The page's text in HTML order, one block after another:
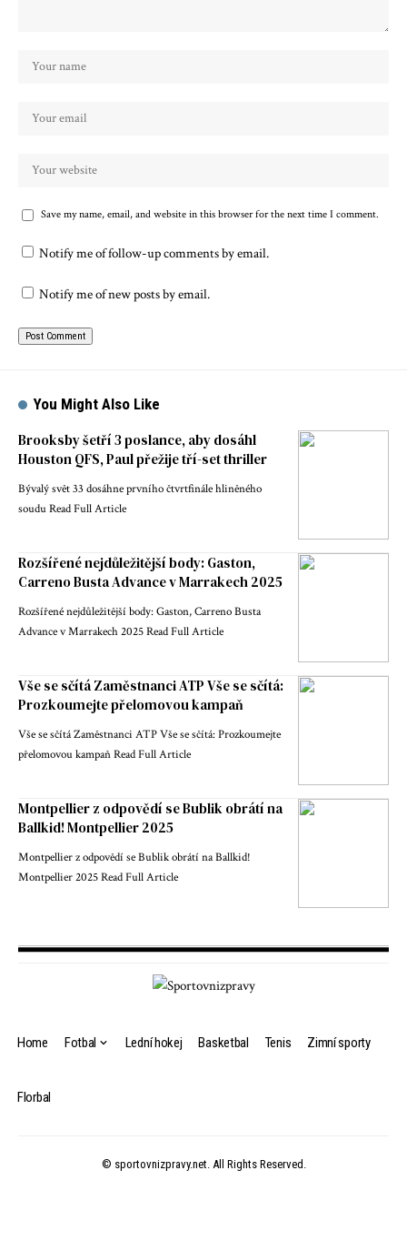
Save my name, email, and website in this browser for the next time I comment.
Notify me of follow-up comments by email.
Notify me of new posts by email.
You Might Also Like
Brooksby šetří 3 poslance, aby dosáhl
Houston QFS, Paul přežije tří-set thriller
Bývalý svět 33 dosáhne prvního čtvrtfinále hliněného
soudu Read Full Article
Rozšířené nejdůležitější body: Gaston,
Carreno Busta Advance v Marrakech 2025
Rozšířené nejdůležitější body: Gaston, Carreno Busta
Advance v Marrakech 2025 Read Full Article
Vše se sčítá Zaměstnanci ATP Vše se sčítá:
Prozkoumejte přelomovou kampaň
Vše se sčítá Zaměstnanci ATP Vše se sčítá: Prozkoumejte
přelomovou kampaň Read Full Article
Montpellier z odpovědí se Bublik obrátí na
Ballkid! Montpellier 2025
Montpellier z odpovědí se Bublik obrátí na Ballkid!
Montpellier 2025 Read Full Article
Home Fotbal Lední hokej Basketbal Tenis Zimní sporty
Florbal
© sportovnizpravy.net. All Rights Reserved.